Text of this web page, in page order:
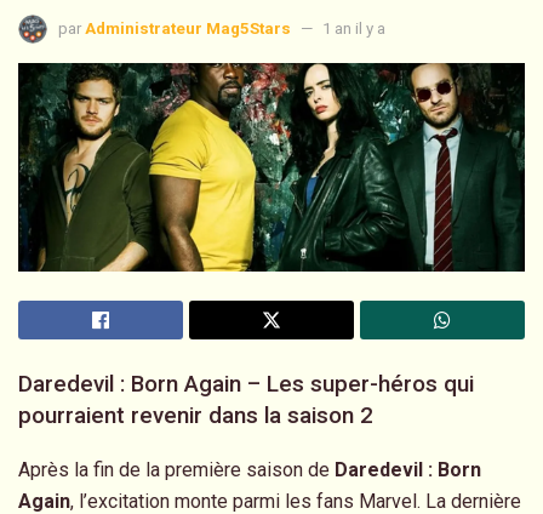
par Administrateur Mag5Stars 1 an il y a
Daredevil : Born Again – Les super-héros qui
pourraient revenir dans la saison 2
Après la fin de la première saison de Daredevil : Born
Again, l’excitation monte parmi les fans Marvel. La dernière